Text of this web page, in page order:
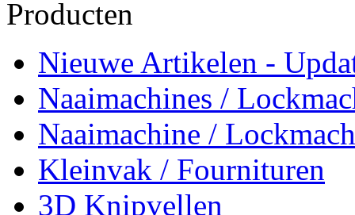
Producten
Nieuwe Artikelen -
Naaimachines /
Naaimachine /
Kleinvak / Fournituren
3D Knipvellen